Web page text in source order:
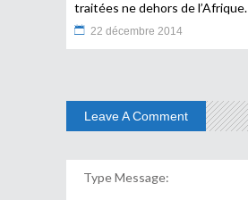
traitées ne dehors de l’Afrique.
22 décembre 2014
Leave A Comment